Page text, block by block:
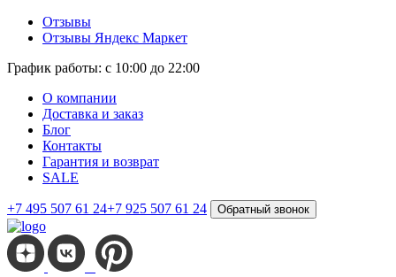
Отзывы
Отзывы Яндекс Маркет
График работы: с 10:00 до 22:00
О компании
Доставка и заказ
Блог
Контакты
Гарантия и возврат
SALE
+7 495 507 61 24+7 925 507 61 24 Обратный звонок